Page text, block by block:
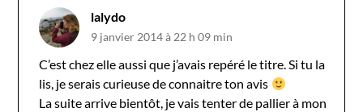
lalydo
9 janvier 2014 à 22 h 09 min
C’est chez elle aussi que j’avais repéré le titre. Si tu la
lis, je serais curieuse de connaitre ton avis
La suite arrive bientôt, je vais tenter de pallier à mon